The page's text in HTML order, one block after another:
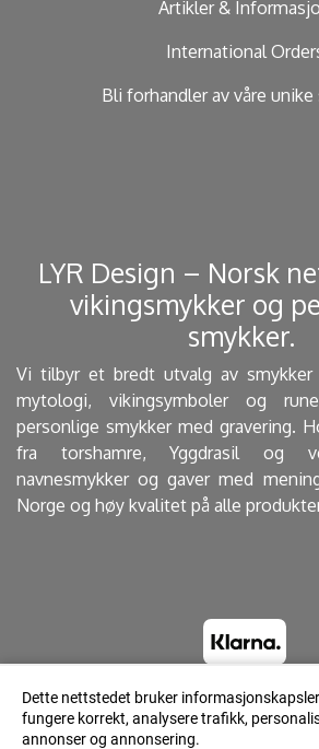
Dette nettstedet bruker
fungere korrekt, analysere trafikk,
annonser og annonsering.
Artikler &
International
Bli forhandler av våre unike
LYR Design – Norsk
vikingsmykker og
smykker. ​
Vi tilbyr et bredt utvalg av smykker
mytologi, vikingsymboler og
personlige smykker med gravering.
fra torshamre, Yggdrasil og
navnesmykker og gaver med
Norge og høy kvalitet på alle
© 2023 Lyrdesign.no - Powered